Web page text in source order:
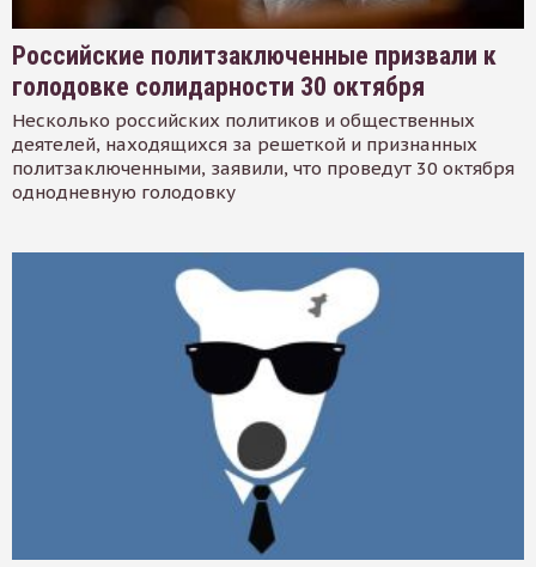
Российские политзаключенные призвали к
голодовке солидарности 30 октября
Несколько российских политиков и общественных
деятелей, находящихся за решеткой и признанных
политзаключенными, заявили, что проведут 30 октября
однодневную голодовку